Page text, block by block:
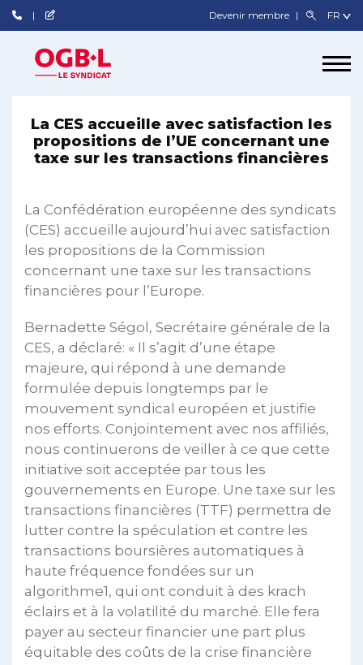
Devenir membre
La CES accueille avec satisfaction les
propositions de l’UE concernant une
taxe sur les transactions financières
La Confédération européenne des syndicats
(CES) accueille aujourd’hui avec satisfaction
les propositions de la Commission
concernant une taxe sur les transactions
financières pour l’Europe.
Bernadette Ségol, Secrétaire générale de la
CES, a déclaré: « Il s’agit d’une étape
majeure, qui répond à une demande
formulée depuis longtemps par le
mouvement syndical européen et justifie
nos efforts. Conjointement avec nos affiliés,
nous continuerons de veiller à ce que cette
initiative soit acceptée par tous les
gouvernements en Europe. Une taxe sur les
transactions financières (TTF) permettra de
lutter contre la spéculation et contre les
transactions boursières automatiques à
haute fréquence fondées sur un
algorithme1, qui ont conduit à des krach
éclairs et à la volatilité du marché. Elle fera
payer au secteur financier une part plus
équitable des coûts de la crise financière